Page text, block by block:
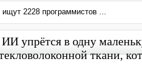
ищут 2228 программистов ...
упрётся в одну
ткани,